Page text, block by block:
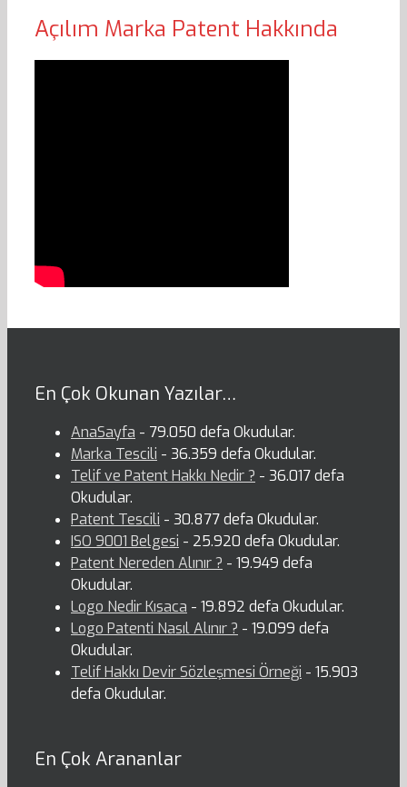
Açılım Marka Patent Hakkında
En Çok Okunan Yazılar…
AnaSayfa - 79.050 defa Okudular.
Marka Tescili - 36.359 defa Okudular.
Telif ve Patent Hakkı Nedir ? - 36.017 defa
Okudular.
Patent Tescili - 30.877 defa Okudular.
ISO 9001 Belgesi - 25.920 defa Okudular.
Patent Nereden Alınır ? - 19.949 defa
Okudular.
Logo Nedir Kısaca - 19.892 defa Okudular.
Logo Patenti Nasıl Alınır ? - 19.099 defa
Okudular.
Telif Hakkı Devir Sözleşmesi Örneği - 15.903
defa Okudular.
En Çok Arananlar